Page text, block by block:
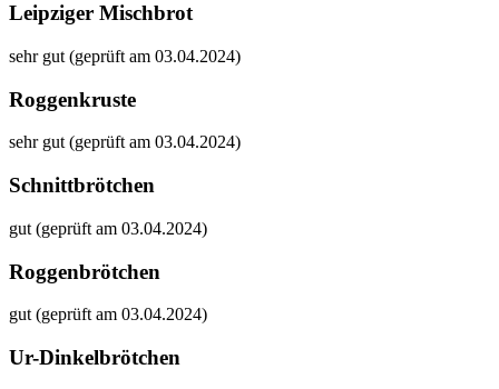
Leipziger Mischbrot
sehr gut (geprüft am 03.04.2024)
Roggenkruste
sehr gut (geprüft am 03.04.2024)
Schnittbrötchen
gut (geprüft am 03.04.2024)
Roggenbrötchen
gut (geprüft am 03.04.2024)
Ur-Dinkelbrötchen